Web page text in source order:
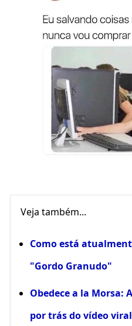
Veja também...
Como está
"Gordo Granudo"
Obedece a la Morsa:
por trás do vídeo viral